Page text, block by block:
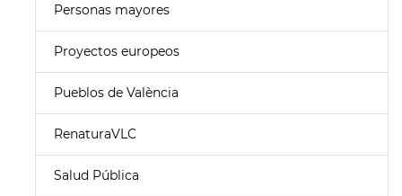
Personas mayores
Proyectos europeos
Pueblos de València
RenaturaVLC
Salud Pública